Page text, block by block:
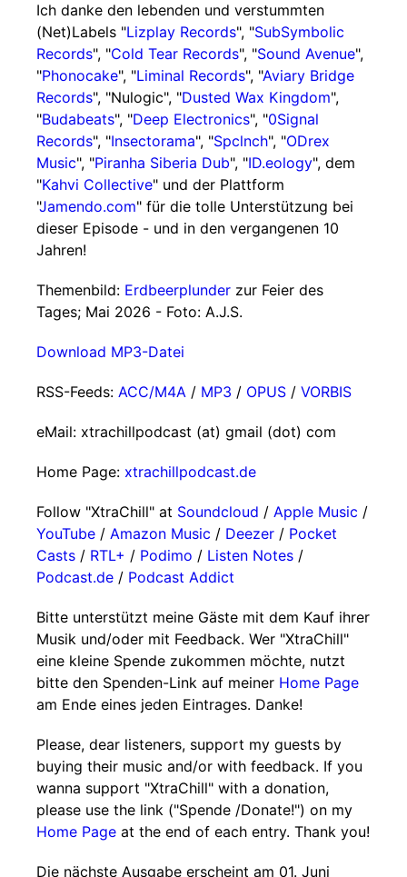
Ich danke den lebenden und verstummten
(Net)Labels "Lizplay Records", "SubSymbolic
Records", "Cold Tear Records", "Sound Avenue",
"Phonocake", "Liminal Records", "Aviary Bridge
Records", "Nulogic", "Dusted Wax Kingdom",
"Budabeats", "Deep Electronics", "0Signal
Records", "Insectorama", "Spclnch", "ODrex
Music", "Piranha Siberia Dub", "ID.eology", dem
"Kahvi Collective" und der Plattform
"Jamendo.com" für die tolle Unterstützung bei
dieser Episode - und in den vergangenen 10
Jahren!
Themenbild: Erdbeerplunder zur Feier des
Tages; Mai 2026 - Foto: A.J.S.
Download MP3-Datei
RSS-Feeds: ACC/M4A / MP3 / OPUS / VORBIS
eMail: xtrachillpodcast (at) gmail (dot) com
Home Page: xtrachillpodcast.de
Follow "XtraChill" at Soundcloud / Apple Music /
YouTube / Amazon Music / Deezer / Pocket
Casts / RTL+ / Podimo / Listen Notes /
Podcast.de / Podcast Addict
Bitte unterstützt meine Gäste mit dem Kauf ihrer
Musik und/oder mit Feedback. Wer "XtraChill"
eine kleine Spende zukommen möchte, nutzt
bitte den Spenden-Link auf meiner Home Page
am Ende eines jeden Eintrages. Danke!
Please, dear listeners, support my guests by
buying their music and/or with feedback. If you
wanna support "XtraChill" with a donation,
please use the link ("Spende /Donate!") on my
Home Page at the end of each entry. Thank you!
Die nächste Ausgabe erscheint am 01. Juni